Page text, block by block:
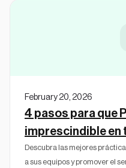
February 20, 2026
4 pasos para que
imprescindible en
Descubra las mejores
a sus equipos y promover el